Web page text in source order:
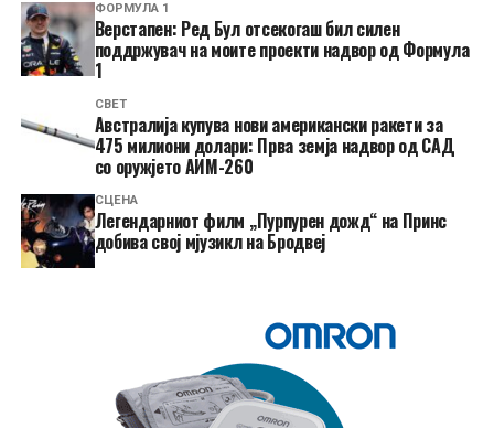
ФОРМУЛА 1
Верстапен: Ред Бул отсекогаш бил силен
поддржувач на моите проекти надвор од Формула
1
СВЕТ
Австралија купува нови американски ракети за
475 милиони долари: Прва земја надвор од САД
со оружјето АИМ-260
СЦЕНА
Легендарниот филм „Пурпурен дожд“ на Принс
добива свој мјузикл на Бродвеј